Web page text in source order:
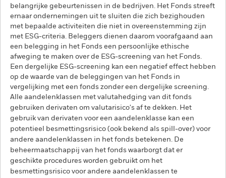
belangrijke gebeurtenissen in de bedrijven. Het Fonds streeft
ernaar ondernemingen uit te sluiten die zich bezighouden
met bepaalde activiteiten die niet in overeenstemming zijn
met ESG-criteria. Beleggers dienen daarom voorafgaand aan
een belegging in het Fonds een persoonlijke ethische
afweging te maken over de ESG-screening van het Fonds.
Een dergelijke ESG-screening kan een negatief effect hebben
op de waarde van de beleggingen van het Fonds in
vergelijking met een fonds zonder een dergelijke screening.
Alle aandelenklassen met valutahedging van dit fonds
gebruiken derivaten om valutarisico's af te dekken. Het
gebruik van derivaten voor een aandelenklasse kan een
potentieel besmettingsrisico (ook bekend als spill-over) voor
andere aandelenklassen in het fonds betekenen. De
beheermaatschappij van het fonds waarborgt dat er
geschikte procedures worden gebruikt om het
besmettingsrisico voor andere aandelenklassen te